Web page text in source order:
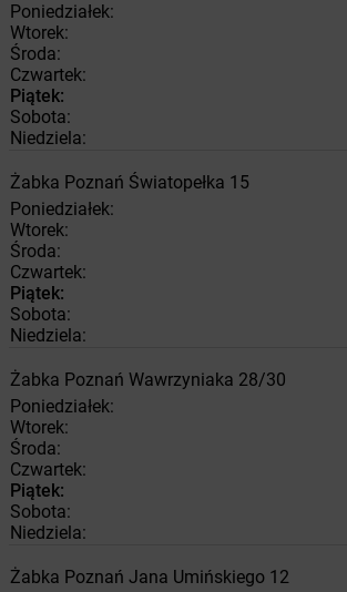
Poniedziałek:
Wtorek:
Środa:
Czwartek:
Piątek:
Sobota:
Niedziela:
Żabka Poznań Światopełka 15
Poniedziałek:
Wtorek:
Środa:
Czwartek:
Piątek:
Sobota:
Niedziela:
Żabka Poznań Wawrzyniaka 28/30
Poniedziałek:
Wtorek:
Środa:
Czwartek:
Piątek:
Sobota:
Niedziela:
Żabka Poznań Jana Umińskiego 12